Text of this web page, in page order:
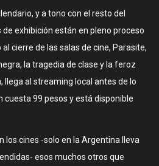
y a tono con el resto del
exhibición están en pleno proceso
cierre de las salas de cine, Parasite,
la tragedia de clase y la feroz
llega al streaming local antes de lo
cuesta 99 pesos y está disponible
los cines -solo en la Argentina lleva
esos muchos otros que